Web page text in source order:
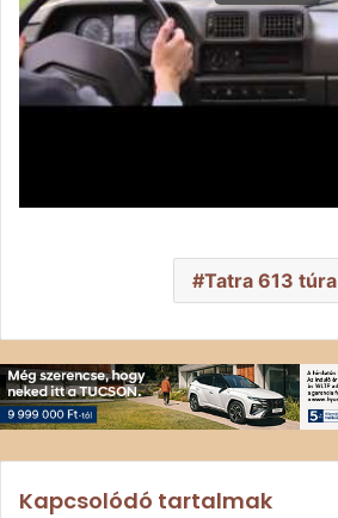
Tatra 613 túra
Kapcsolódó tartalmak